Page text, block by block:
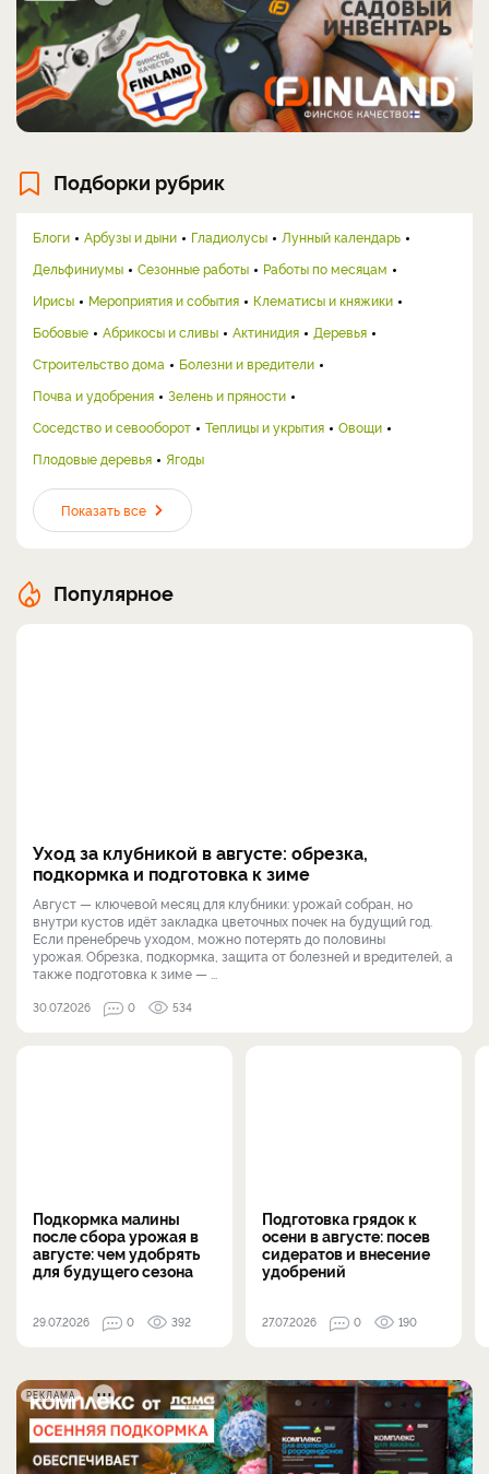
Подборки рубрик
Блоги Арбузы и дыни Гладиолусы
Лунный календарь
Дельфиниумы
Сезонные работы
Работы по месяцам
Ирисы
Мероприятия и события
Клематисы и княжики
Бобовые
Абрикосы и сливы Актинидия
Деревья
Строительство дома
Болезни и вредители
Почва и удобрения
Зелень и пряности
Соседство и севооборот
Теплицы и укрытия
Овощи
Плодовые деревья
Ягоды
Показать все
Популярное
Уход за клубникой в августе: обрезка,
подкормка и подготовка к зиме
Август — ключевой месяц для клубники: урожай собран, но
внутри кустов идёт закладка цветочных почек на будущий год.
Если пренебречь уходом, можно потерять до половины
урожая. Обрезка, подкормка, защита от болезней и вредителей, а
также подготовка к зиме — ...
30.07.2026 0 534
Подкормка малины
после сбора урожая в
августе: чем удобрять
для будущего сезона
29.07.2026 0 392
Подготовка грядок к
осени в августе: посев
сидератов и внесение
удобрений
27.07.2026 0 190
РЕКЛАМА